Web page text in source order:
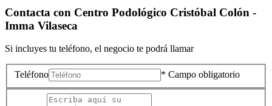
Contacta con Centro Podológico Cristóbal Colón -
Imma Vilaseca
Si incluyes tu teléfono, el negocio te podrá llamar
Teléfono * Campo obligatorio